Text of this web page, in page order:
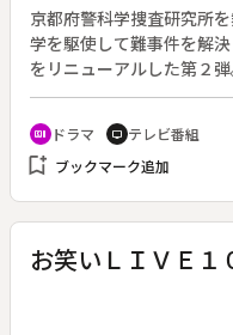
す」。新潟県の佐渡では
京都府警科学捜査研究所
学を駆使して難事件を解
をリニューアルした第２
嵐山での捜査課との合同
した。靴は片方しか履い
傷がないことから、精神
しかし翌日、嵐山で発見
た。記憶は戻らず、いき
液型、付着物、ポケット
く。
recent_actors ドラマ tv テレビ番組
bookmark_add ブックマーク追加
お笑いＬＩＶＥ１